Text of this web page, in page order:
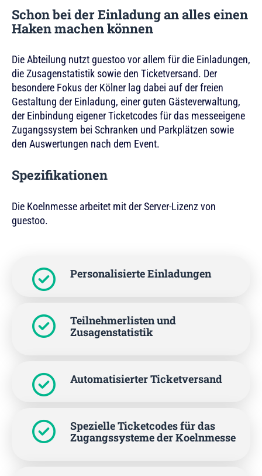
Schon bei der Einladung an alles einen
Haken machen können
Die Abteilung nutzt guestoo vor allem für die Einladungen,
die Zusagenstatistik sowie den Ticketversand. Der
besondere Fokus der Kölner lag dabei auf der freien
Gestaltung der Einladung, einer guten Gästeverwaltung,
der Einbindung eigener Ticketcodes für das messeeigene
Zugangssystem bei Schranken und Parkplätzen sowie
den Auswertungen nach dem Event.
Spezifikationen
Die Koelnmesse arbeitet mit der Server-Lizenz von
guestoo.
Personalisierte Einladungen
Teilnehmerlisten und
Zusagenstatistik
Automatisierter Ticketversand
Spezielle Ticketcodes für das
Zugangssysteme der Koelnmesse